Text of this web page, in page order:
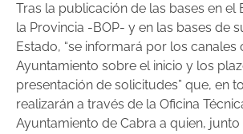
Tras la publicación de las bases en el
la Provincia -BOP- y en las bases de
Estado, “se informará por los canales
Ayuntamiento sobre el inicio y los
presentación de solicitudes” que, en
realizarán a través de la Oficina
Ayuntamiento de Cabra a quien,